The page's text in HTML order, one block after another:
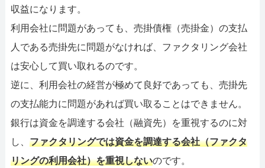
収益になります。
利用会社に問題があっても、売掛債権（売掛金）の支払
人である売掛先に問題がなければ、ファクタリング会社
は安心して買い取れるのです。
逆に、利用会社の経営が極めて良好であっても、売掛先
の支払能力に問題があれば買い取ることはできません。
銀行は資金を調達する会社（融資先）を重視するのに対
し、 ファクタリングでは資金を調達する会社（ファクタ
リングの利用会社）を重視しないのです。